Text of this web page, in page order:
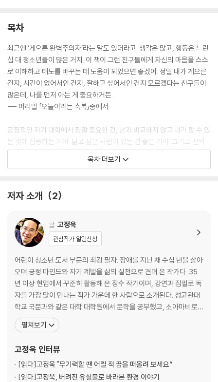
목차
최근엔 ‘게으른 완벽주의자’라는 말도 있더라고. 생각은 많고, 행동은 느린
십 대 청소년들이 많은 거지. 이 책이 그런 친구들에게 자신의 마음을 스스
로 이해하고 태도를 바꾸는 데 도움이 되었으면 좋겠어. 정말 내가 게으른
건지, 시간이 없어서인 건지, 잘하고 싶어서인 건지 모르겠다는 친구들이
많은데, 나를 먼저 아는 게 중요하거든.
--- 머리말 「오늘이라는 축복」중에서
긍정적인 자기 대화에서 정말 중요한 건, 남과 비교하지 않고 내가 할 수 있
는 것에 집중하는 거야. 닮고 싶은 사람이 있는 건 좋은 거야. 그리고 선의
의 경쟁자가 있는 것도 좋은 거고. 멘토가 있는 것도 매우 좋아. 하지만 누
군가와 똑같아지려고 애쓰는 건 좋지 않아. 나와 그 사람은 다르니까. 그래
해. “시작이 반”이라는 말은 괜히 있는 게 아니라니까. 머릿속으로 걱정만
하지 말고, 일단 시작해 보면 스스로도 놀랄 만큼 쉽게 해결되는 일이 의외
로 많아. 나를 돕는 손길이 어디에나 있다는 것도 알게 되고. 그러니 걱정부
터 하지 마. 하려던 걸 멈추지도 말고. 방법은 찾으면 얼마든지 생겨. 오늘,
지금 당장 시작부터 해 보자고!
--- 본문 「막상 시작해 보면 방법은 생겨」중에서
나는 “새 술은 새 부대에 담아야 한다”라는 말을 좋아해. 인생을 살면서 우
리는 수없이 많은 계획을 세워. 그리고 그 계획을 실행하다 안 되면 바꿀 수
도 있는 거야. 과감하게 수정하고 위기를 극복하는 게 더 중요해. 아무리 좋
요가 없어. 새 볼펜은 주위에 얼마든지 많잖아.
--- 본문 「우리에게 볼펜은 많아」중에서
목차 더보기
저자 소개 2
글 고정욱
관심작가 알림신청
어린이 청소년 도서 부문의 최강 필자. 장애를 지닌 채 수십 년을 살아
오며 긍정 마인드와 자기 계발을 삶의 실천으로 견뎌 온 작가다. 35
년 이상 현업에서 꾸준히 활동해 온 장수 작가이며, 강연과 집필로 독
자를 가장 많이 만나는 작가 가운데 한 사람으로 소개된다. 성균관대
학교 국문과와 같은 대학 대학원에서 문학을 공부했고, 소아마비로
인해 중증 장애를 갖게 되었지만 각종 사회활동으로 장애인이 차별
받지 않는 세상을 만들기 위해 노력하고 있다. 문화일보 신춘문예에
이 발표해 새로운 장르를 개척했다는 평가를 받는다. 『
펼쳐보기
고정욱 인터뷰
[읽다]고정욱 "무기력할 땐 어릴 적 꿈을 떠올려 보세요”
[읽다]고정욱, 버려진 유실물로 바라본 환경 이야기